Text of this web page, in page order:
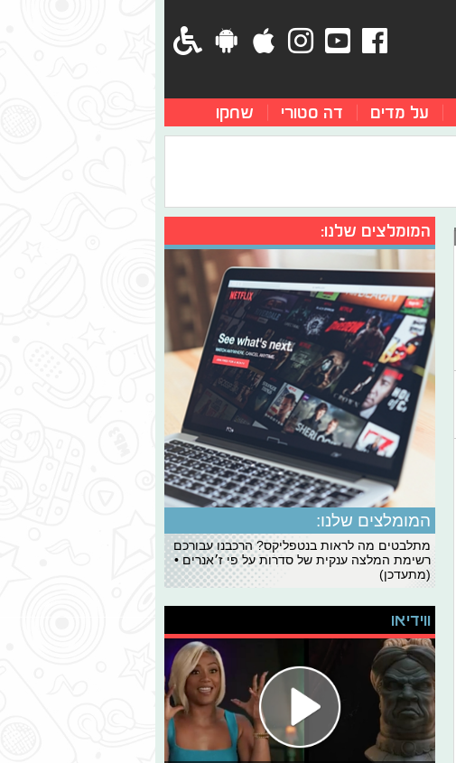
על מדים דה סטורי שחקו
המומלצים שלנו:
המומלצים שלנו:
מתלבטים מה לראות בנטפליקס? הרכבנו עבורכם
רשימת המלצה ענקית של סדרות על פי ז׳אנרים •
(מתעדכן)
ווידיאו